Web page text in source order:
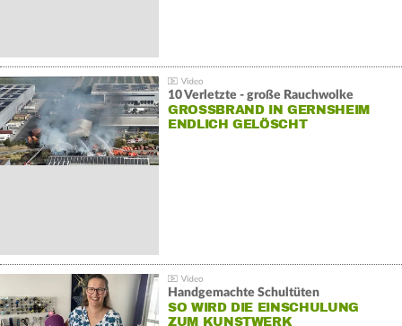
10 Verletzte - große Rauchwolke
GROSSBRAND IN GERNSHEIM E
NDLICH GELÖSCHT
Handgemachte Schultüten
SO WIRD DIE EINSCHULUNG
ZUM KUNSTWERK